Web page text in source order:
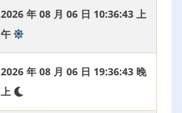
2026 年 08 月 06 日 10:36:44 上
午
2026 年 08 月 06 日 19:36:44 晚
上